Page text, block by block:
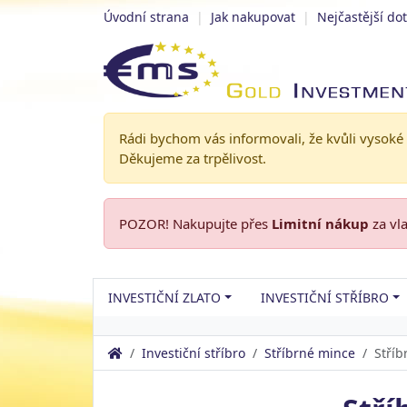
Úvodní strana | Jak nakupovat | Nejčastější
Rádi bychom vás informovali, že kvůli
Děkujeme za trpělivost.
POZOR! Nakupujte přes Limitní nákup za
INVESTIČNÍ ZLATO INVESTIČNÍ STŘÍBRO
Investiční stříbro Stříbrné mince